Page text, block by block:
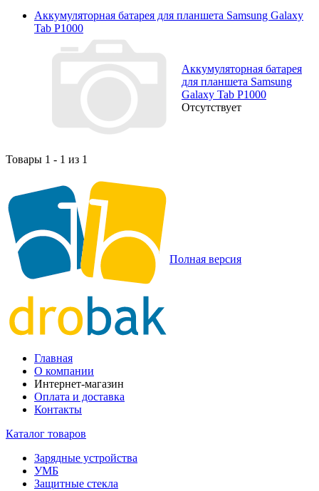
Аккумуляторная батарея для планшета Samsung Galaxy
Tab P1000
Аккумуляторная батарея
для планшета Samsung
Galaxy Tab P1000
Отсутствует
Товары 1 - 1 из 1
Полная версия
Главная
О компании
Интернет-магазин
Оплата и доставка
Контакты
Каталог товаров
Зарядные устройства
УМБ
Защитные стекла